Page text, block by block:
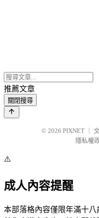
推薦文章
關閉搜尋
© 2026 PIXNET
隱私權
⚠️
成人內容提醒
本部落格內容僅限年滿十八